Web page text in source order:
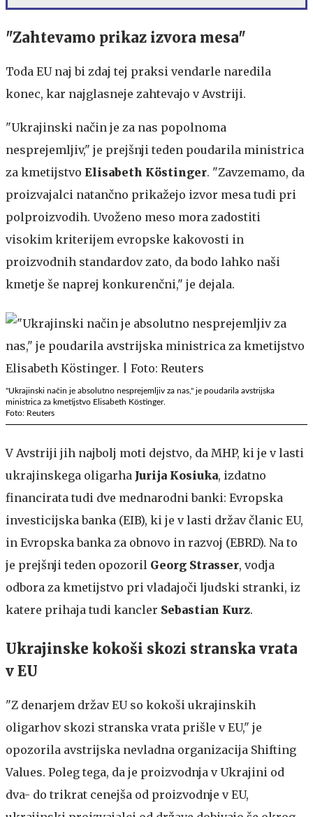
"Zahtevamo prikaz izvora mesa"
Toda EU naj bi zdaj tej praksi vendarle naredila
konec, kar najglasneje zahtevajo v Avstriji.
"Ukrajinski način je za nas popolnoma
nesprejemljiv," je prejšnji teden poudarila ministrica
za kmetijstvo Elisabeth Köstinger. "Zavzemamo, da
proizvajalci natančno prikažejo izvor mesa tudi pri
polproizvodih. Uvoženo meso mora zadostiti
visokim kriterijem evropske kakovosti in
proizvodnih standardov zato, da bodo lahko naši
kmetje še naprej konkurenčni," je dejala.
"Ukrajinski način je absolutno nesprejemljiv za nas," je poudarila avstrijska
ministrica za kmetijstvo Elisabeth Köstinger.
Foto: Reuters
V Avstriji jih najbolj moti dejstvo, da MHP, ki je v lasti
ukrajinskega oligarha Jurija Kosiuka, izdatno
financirata tudi dve mednarodni banki: Evropska
investicijska banka (EIB), ki je v lasti držav članic EU,
in Evropska banka za obnovo in razvoj (EBRD). Na to
je prejšnji teden opozoril Georg Strasser, vodja
odbora za kmetijstvo pri vladajoči ljudski stranki, iz
katere prihaja tudi kancler Sebastian Kurz.
Ukrajinske kokoši skozi stranska vrata
v EU
"Z denarjem držav EU so kokoši ukrajinskih
oligarhov skozi stranska vrata prišle v EU," je
opozorila avstrijska nevladna organizacija Shifting
Values. Poleg tega, da je proizvodnja v Ukrajini od
dva- do trikrat cenejša od proizvodnje v EU,